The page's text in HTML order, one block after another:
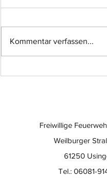
Einsatz-Nr.: 057
Kommentar verfassen...
Freiwillige
Weilburger
61250
Tel.: 06081-